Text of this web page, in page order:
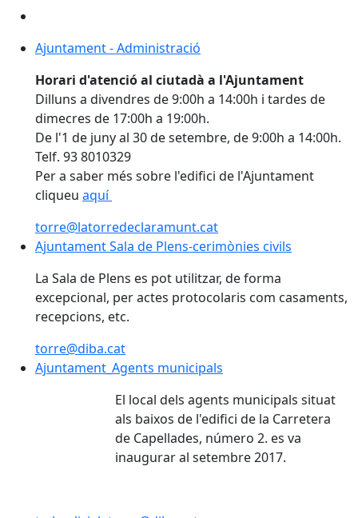
Ajuntament - Administració
Ajuntament - Administració
Horari d'atenció al ciutadà a l'Ajuntament
Dilluns a divendres de 9:00h a 14:00h i tardes de
dimecres de 17:00h a 19:00h.
De l'1 de juny al 30 de setembre, de 9:00h a 14:00h.
Telf. 93 8010329
Per a saber més sobre l'edifici de l'Ajuntament
cliqueu aquí
torre@latorredeclaramunt.cat
Ajuntament Sala de Plens-cerimònies civils
Ajuntament Sala de Plens-cerimònies civils
La Sala de Plens es pot utilitzar, de forma
excepcional, per actes protocolaris com casaments,
recepcions, etc.
torre@diba.cat
Ajuntament_Agents municipals
Ajuntament_Agents municipals
El local dels agents municipals situat
als baixos de l'edifici de la Carretera
de Capellades, número 2. es va
inaugurar al setembre 2017.